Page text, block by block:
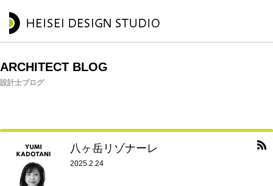
ARCHITECT BLOG
設計士ブログ
八ヶ岳リゾナーレ
2025.2.24